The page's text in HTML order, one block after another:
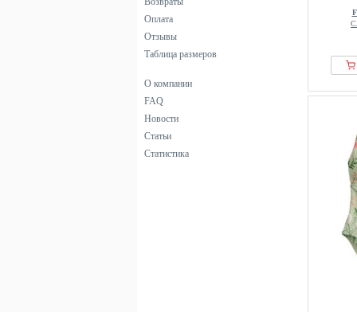
Donde Esteban
Dorina
Elena Miro
ellesse
Emporio Armani
Оплата
Отзывы
Таблица размеров
О компании
FAQ
Новости
Статьи
Статистика